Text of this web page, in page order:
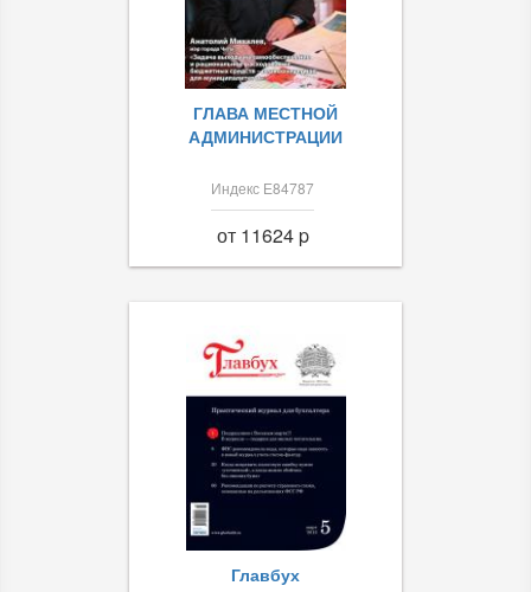
ГЛАВА МЕСТНОЙ
АДМИНИСТРАЦИИ
Индекс Е84787
от 11624 p
Главбух